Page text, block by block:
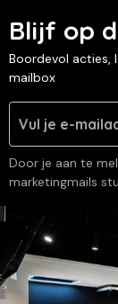
Blijf op
Boordevol acties,
mailbox
Door je aan te
marketingmails